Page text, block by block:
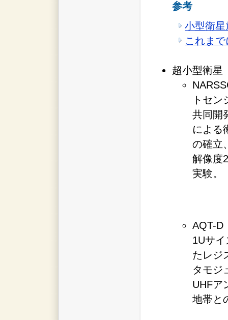
参考
小型衛
これま
超小型衛星
トセ
共同開
による
の確立
解像度
実験。
AQT-D
1Uサ
たレジ
タモジ
UHFア
地帯と